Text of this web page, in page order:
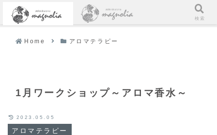
Home アロマテラピー
1月ワークショップ～アロマ香水～
アロマテラピー
2023.05.05
メニュー 検索